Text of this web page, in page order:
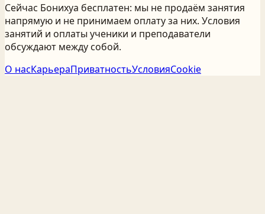
Сейчас Бонихуа бесплатен: мы не продаём занятия
напрямую и не принимаем оплату за них. Условия
занятий и оплаты ученики и преподаватели
обсуждают между собой.
О насКарьераПриватностьУсловияCookie